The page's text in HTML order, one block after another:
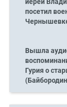
иерей
посетил
Вышла
Гурия о